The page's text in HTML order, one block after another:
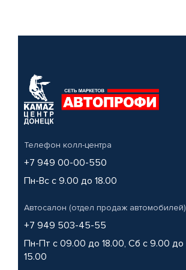
Телефон колл-центра
+7 949 00-00-550
Пн-Вс с 9.00 до 18.00
Автосалон (отдел продаж автомобилей)
+7 949 503-45-55
Пн-Пт с 09.00 до 18.00, Сб с 9.00 до
15.00